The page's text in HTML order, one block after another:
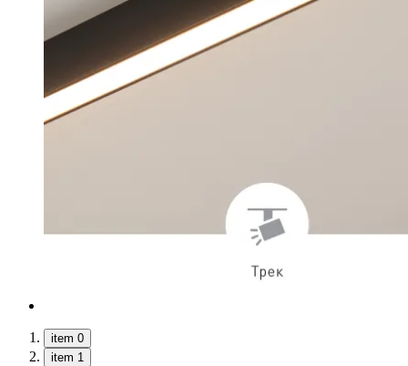
item 0
item 1